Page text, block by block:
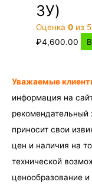
ЗУ)
Оценка0 из 5
₽4,600.00
Уважаемые
информация на
рекомендательный
приносит свои
цен и наличия на
технической
ценообразование и